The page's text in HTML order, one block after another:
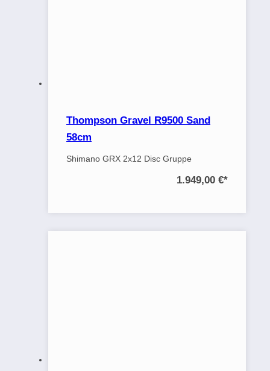
Thompson Gravel R9500 Sand
58cm
Shimano GRX 2x12 Disc Gruppe
1.949,00 €*